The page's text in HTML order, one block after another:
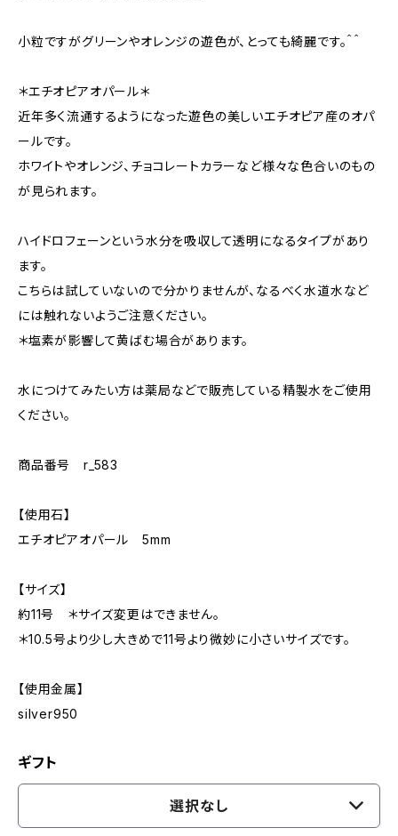
小粒ですがグリーンやオレンジの遊色が、とっても綺麗です。＾＾
＊エチオピアオパール＊
近年多く流通するようになった遊色の美しいエチオピア産のオパ
ールです。
ホワイトやオレンジ、チョコレートカラーなど様々な色合いのもの
が見られます。
ハイドロフェーンという水分を吸収して透明になるタイプがあり
ます。
こちらは試していないので分かりませんが、なるべく水道水など
には触れないようご注意ください。
＊塩素が影響して黄ばむ場合があります。
水につけてみたい方は薬局などで販売している精製水をご使用
ください。
商品番号 r_583
【使用石】
エチオピアオパール 5mm
【サイズ】
約11号 ＊サイズ変更はできません。
＊10.5号より少し大きめで11号より微妙に小さいサイズです。
【使用金属】
silver950
ギフト
選択なし